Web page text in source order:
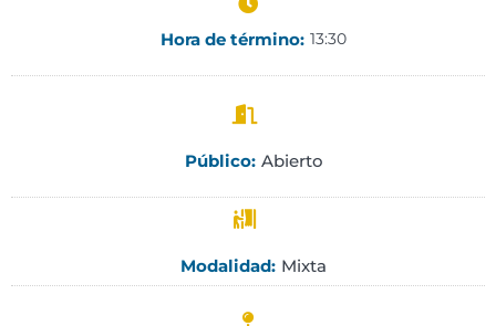
Hora de término: 13:30
Público: Abierto
Modalidad: Mixta